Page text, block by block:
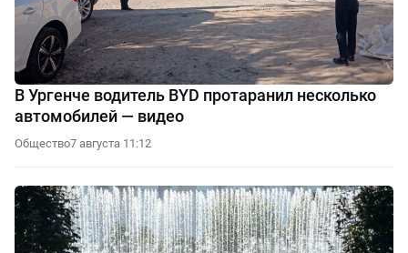
В Ургенче водитель BYD протаранил несколько
автомобилей — видео
Общество7 августа 11:12